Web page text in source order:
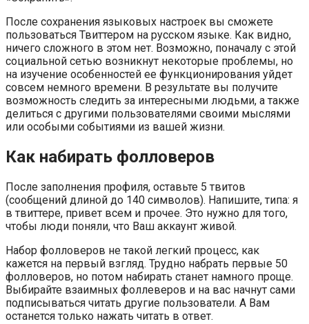
После сохранения языковых настроек вы сможете
пользоваться Твиттером на русском языке. Как видно,
ничего сложного в этом нет. Возможно, поначалу с этой
социальной сетью возникнут некоторые проблемы, но
на изучение особенностей ее функционирования уйдет
совсем немного времени. В результате вы получите
возможность следить за интересными людьми, а также
делиться с другими пользователями своими мыслями
или особыми событиями из вашей жизни.
Как набирать фолловеров
После заполнения профиля, оставьте 5 твитов
(сообщений длиной до 140 символов). Напишите, типа: я
в твиттере, привет всем и прочее. Это нужно для того,
чтобы люди поняли, что Ваш аккаунт живой.
Набор фолловеров не такой легкий процесс, как
кажется на первый взгляд. Трудно набрать первые 50
фолловеров, но потом набирать станет намного проще.
Выбирайте взаимных фоллеверов и на вас начнут сами
подписываться читать другие пользователи. А Вам
останется только нажать читать в ответ.